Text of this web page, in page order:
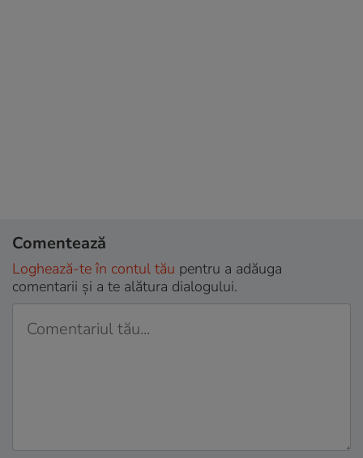
Comentează
Loghează-te în contul tău pentru a adăuga
comentarii și a te alătura dialogului.